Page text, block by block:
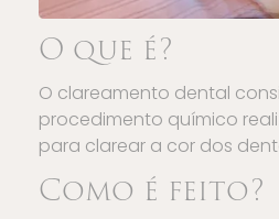
O que é?
O clareamento dental
procedimento químico
para clarear a cor dos
Como é feito?